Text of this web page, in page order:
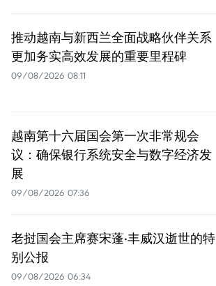
推动越南与新西兰全面战略伙伴关系
更加务实高效发展的重要里程碑
09/08/2026 08:11
越南第十六届国会第一次非常规会
议：确保银行系统安全与数字经济发
展
09/08/2026 07:36
老挝国会主席赛宋蓬·丰威汉逝世的特
别公报
09/08/2026 06:34